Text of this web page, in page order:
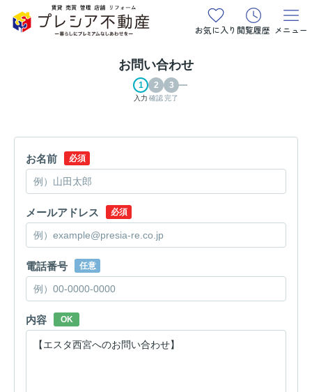
お気に入り 閲覧履歴 メニュー
お問い合わせ
入力 確認完了
お名前 必須
メールアドレス 必須
電話番号 任意
内容 OK